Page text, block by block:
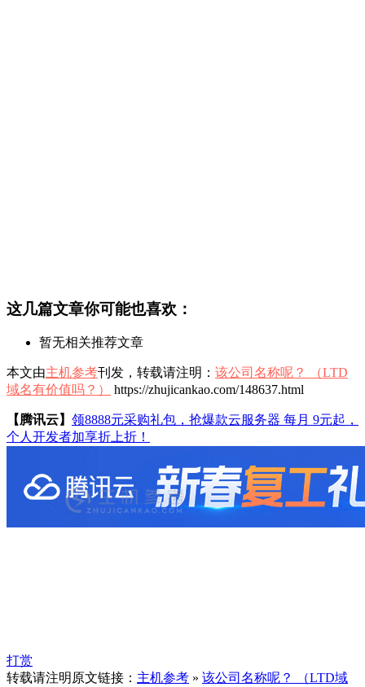
这几篇文章你可能也喜欢：
暂无相关推荐文章
本文由主机参考刊发，转载请注明： 该公司名称呢？ （LTD
域名有价值吗？）
https://zhujicankao.com/148637.html
【腾讯云】 领8888元采购礼包，抢爆款云服务器 每月 9元起，
个人开发者加享折上折！
打赏
转载请注明原文链接： 主机参考 » 该公司名称呢？ （LTD域